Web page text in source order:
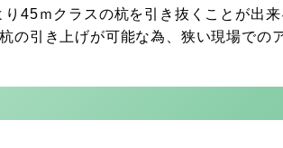
45ｍクラスの杭を引き抜くことが出来
の引き上げが可能な為、狭い現場での